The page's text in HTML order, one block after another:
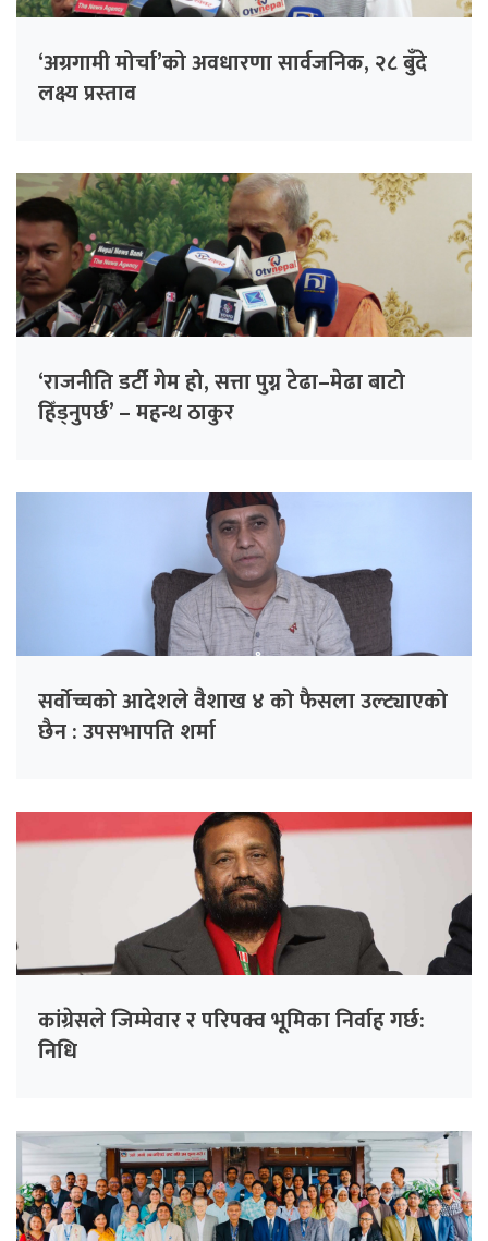
‘अग्रगामी मोर्चा’को अवधारणा सार्वजनिक, २८ बुँदे
लक्ष्य प्रस्ताव
‘राजनीति डर्टी गेम हो, सत्ता पुग्न टेढा–मेढा बाटो
हिँड्नुपर्छ’ – महन्थ ठाकुर
सर्वोच्चको आदेशले वैशाख ४ को फैसला उल्ट्याएको
छैन : उपसभापति शर्मा
कांग्रेसले जिम्मेवार र परिपक्व भूमिका निर्वाह गर्छ:
निधि